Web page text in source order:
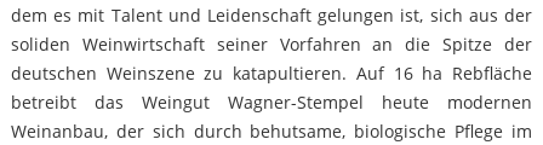
dem es mit Talent und Leidenschaft gelungen ist, sich aus der
soliden Weinwirtschaft seiner Vorfahren an die Spitze der
deutschen Weinszene zu katapultieren. Auf 16 ha Rebfläche
betreibt das Weingut Wagner-Stempel heute modernen
Weinanbau, der sich durch behutsame, biologische Pflege im